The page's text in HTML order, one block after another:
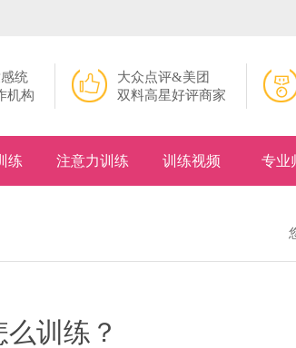
大众点评&美团
双料高星好评商家
统
机构
练 注意力训练 训练视频 专业
训练？